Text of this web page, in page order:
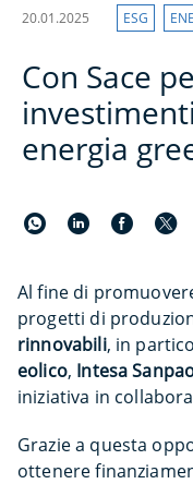
20.01.2025 ESG
Con Sace
energia
Al fine di
progetti di
rinnovabili, in
eolico, Intesa
iniziativa in
Grazie a questa
ottenere